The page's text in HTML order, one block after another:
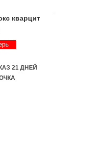
кварцит
21 ДНЕЙ